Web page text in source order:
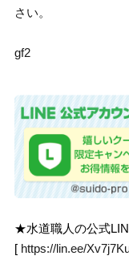
さい。
gf2
★水道職人の公式
[ https://lin.ee/